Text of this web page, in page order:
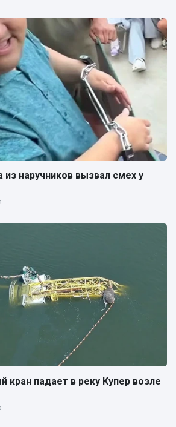
наручников вызвал смех у
кран падает в реку Купер возле